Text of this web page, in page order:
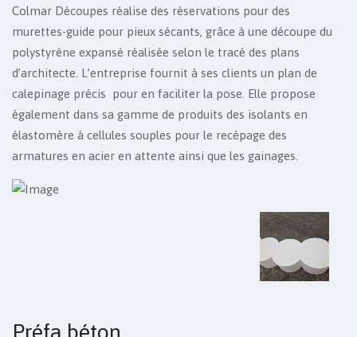
Colmar Découpes réalise des réservations pour des
murettes-guide pour pieux sécants, grâce à une découpe du
polystyrène expansé réalisée selon le tracé des plans
d’architecte. L’entreprise fournit à ses clients un plan de
calepinage précis pour en faciliter la pose. Elle propose
également dans sa gamme de produits des isolants en
élastomère à cellules souples pour le recépage des
armatures en acier en attente ainsi que les gainages.
Préfa béton